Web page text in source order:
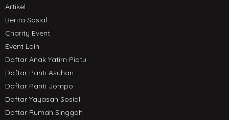
Artikel
Berita Sosial
Charity Event
Event Lain
Daftar Anak Yatim Piatu
Daftar Panti Asuhan
Daftar Panti Jompo
Daftar Yayasan Sosial
Daftar Rumah Singgah